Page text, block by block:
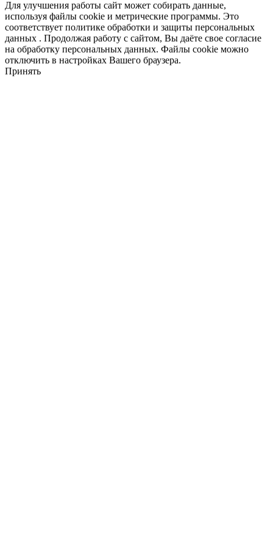
Для улучшения работы сайт может собирать данные,
используя файлы cookie и метрические программы. Это
соответствует политике обработки и защиты персональных
данных . Продолжая работу с сайтом, Вы даёте свое согласие
на обработку персональных данных. Файлы cookie можно
отключить в настройках Вашего браузера.
Принять